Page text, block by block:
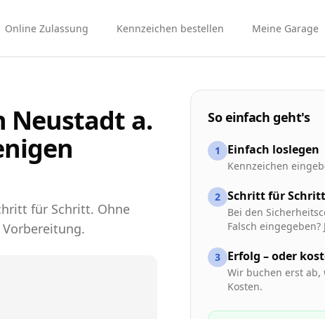
Online Zulassung Kennzeichen bestellen Meine Garage
Neustadt a.
für Schritt. Ohne
So einfach geht's
1 Einfach loslegen
Kennzeichen
2 Schritt für
Bei den
Falsch
3 Erfolg – oder
Wir buchen erst ab,
Kosten.